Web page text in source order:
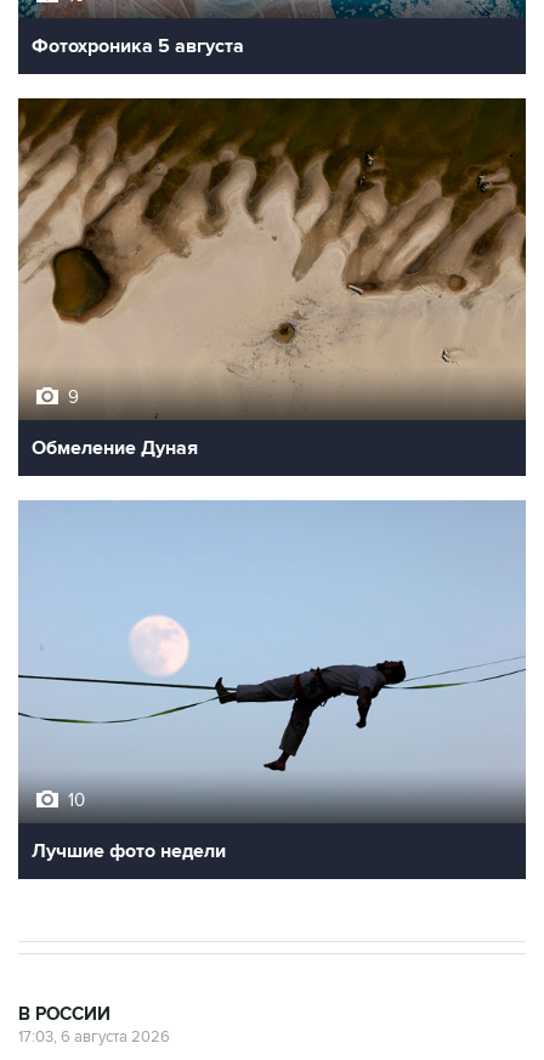
Фотохроника 5 августа
9
Обмеление Дуная
10
Лучшие фото недели
В РОССИИ
17:03, 6 августа 2026